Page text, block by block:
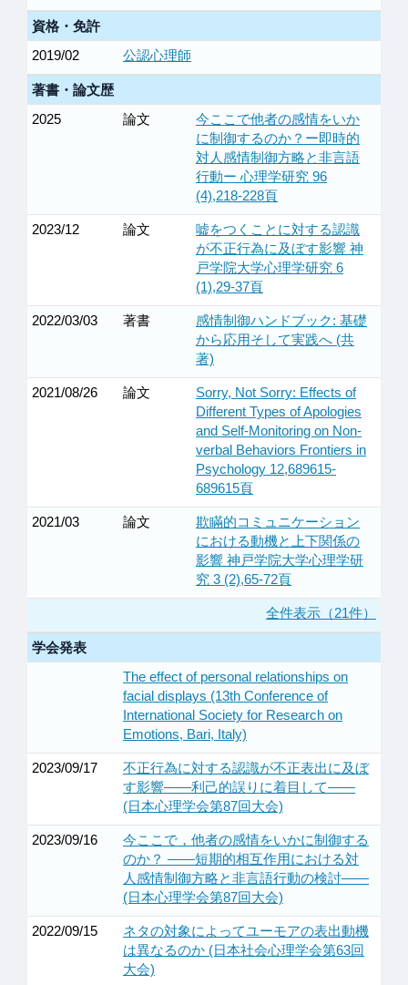
資格・免許
2019/02
公認心理師
著書・論文歴
2025
論文
今ここで他者の感情をいか
に制御するのか？ー即時的
対人感情制御方略と非言語
行動ー 心理学研究 96
(4),218-228頁
2023/12 論文
嘘をつくことに対する認識
が不正行為に及ぼす影響 神
戸学院大学心理学研究 6
(1),29-37頁
2022/03/03 著書
感情制御ハンドブック: 基礎
から応用そして実践へ (共
著)
2021/08/26 論文
Sorry, Not Sorry: Effects of
Different Types of Apologies
and Self-Monitoring on Non-
verbal Behaviors Frontiers in
Psychology 12,689615-
689615頁
2021/03 論文
欺瞞的コミュニケーション
における動機と上下関係の
影響 神戸学院大学心理学研
究 3 (2),65-72頁
全件表示（21件）
学会発表
The effect of personal relationships on
facial displays (13th Conference of
International Society for Research on
Emotions, Bari, Italy)
2023/09/17
不正行為に対する認識が不正表出に及ぼ
す影響――利己的誤りに着目して――
(日本心理学会第87回大会)
2023/09/16
今ここで，他者の感情をいかに制御する
のか？ ――短期的相互作用における対
人感情制御方略と非言語行動の検討――
(日本心理学会第87回大会)
2022/09/15
ネタの対象によってユーモアの表出動機
は異なるのか (日本社会心理学会第63回
大会)